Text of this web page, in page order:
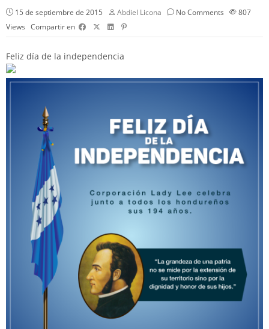
15 de septiembre de 2015 Abdiel Licona No Comments
807
Views Compartir en
Feliz día de la independencia